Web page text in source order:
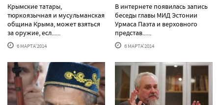
Крымские татары,
тюркоязычная и мусульманская
община Крыма, может взяться
за оружие, есл......
6 МАРТА'2014
В интернете появилась запись
беседы главы МИД Эстонии
Урмаса Паэта и верховного
представ......
6 МАРТА'2014